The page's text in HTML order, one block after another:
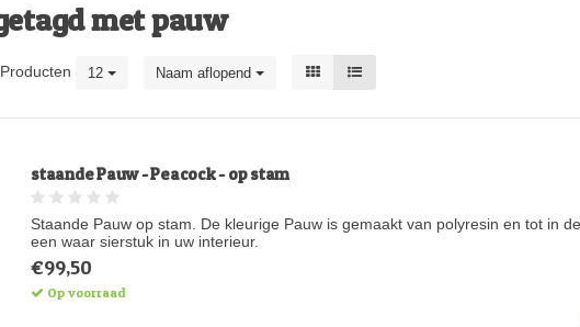
met pauw
Producten 12 Naam aflopend
staande Pauw - Peacock - op stam
Staande Pauw op stam. De kleurige Pauw is gemaakt van polyresin en tot in
een waar sierstuk in uw interieur.
€99,50
Op voorraad